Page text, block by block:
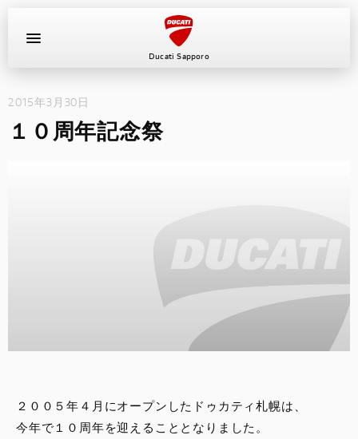
Ducati Sapporo
イベント
サービス
2015年3月30日
１０周年記念祭
２００５年４月にオープンしたドゥカティ札幌は、
今年で１０周年を迎えることとなりました。